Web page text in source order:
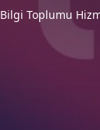
Bilgi Toplumu